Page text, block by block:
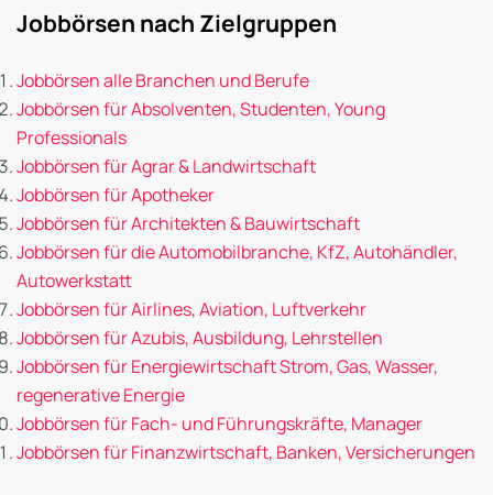
Jobbörsen nach Zielgruppen
Jobbörsen alle Branchen und Berufe
Jobbörsen für Absolventen, Studenten, Young
Professionals
Jobbörsen für Agrar & Landwirtschaft
Jobbörsen für Apotheker
Jobbörsen für Architekten & Bauwirtschaft
Jobbörsen für die Automobilbranche, KfZ, Autohändler,
Autowerkstatt
Jobbörsen für Airlines, Aviation, Luftverkehr
Jobbörsen für Azubis, Ausbildung, Lehrstellen
Jobbörsen für Energiewirtschaft Strom, Gas, Wasser,
regenerative Energie
Jobbörsen für Fach- und Führungskräfte, Manager
Jobbörsen für Finanzwirtschaft, Banken, Versicherungen